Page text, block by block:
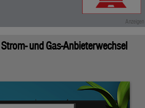
und Gas-Anbieterwechsel